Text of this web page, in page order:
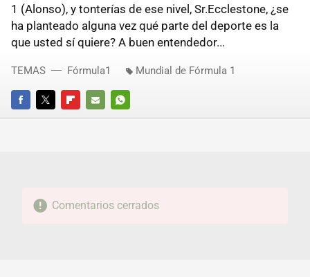
1 (Alonso), y tonterías de ese nivel, Sr.Ecclestone, ¿se
ha planteado alguna vez qué parte del deporte es la
que usted sí quiere? A buen entendedor...
FACEBOOKTWITTERFLIPBOARD
E-
WHATSAPP
TEMAS Fórmula1 Mundial de Fórmula 1
Comentarios cerrados